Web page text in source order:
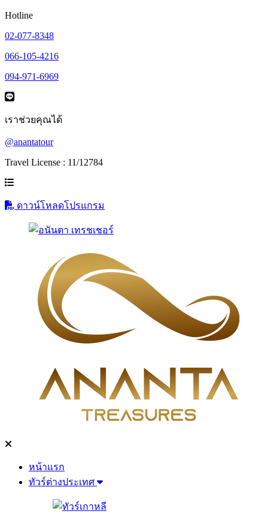
Hotline
02-077-8348
066-105-4216
094-971-6969
เราช่วยคุณได้
@anantatour
Travel License : 11/12784
ดาวน์โหลดโปรแกรม
หน้าแรก
ทัวร์ต่างประเทศ